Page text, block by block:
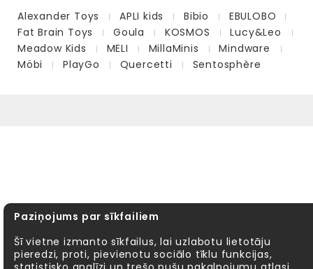
Alexander Toys APLI kids Bibio
EBULOBO
Fat Brain Toys
Goula KOSMOS
Lucy&Leo
Meadow Kids
MELI MillaMinis
Mindware
Möbi
PlayGo Quercetti Sentosphère
Paziņojums par sīkfailiem
Šī vietne izmanto sīkfailus, lai uzlabotu lietotāju
pieredzi, proti, pievienotu sociālo tīklu funkcijas,